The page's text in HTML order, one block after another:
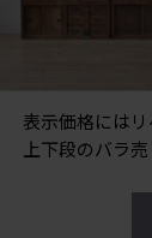
表示価格には
上下段のバラ